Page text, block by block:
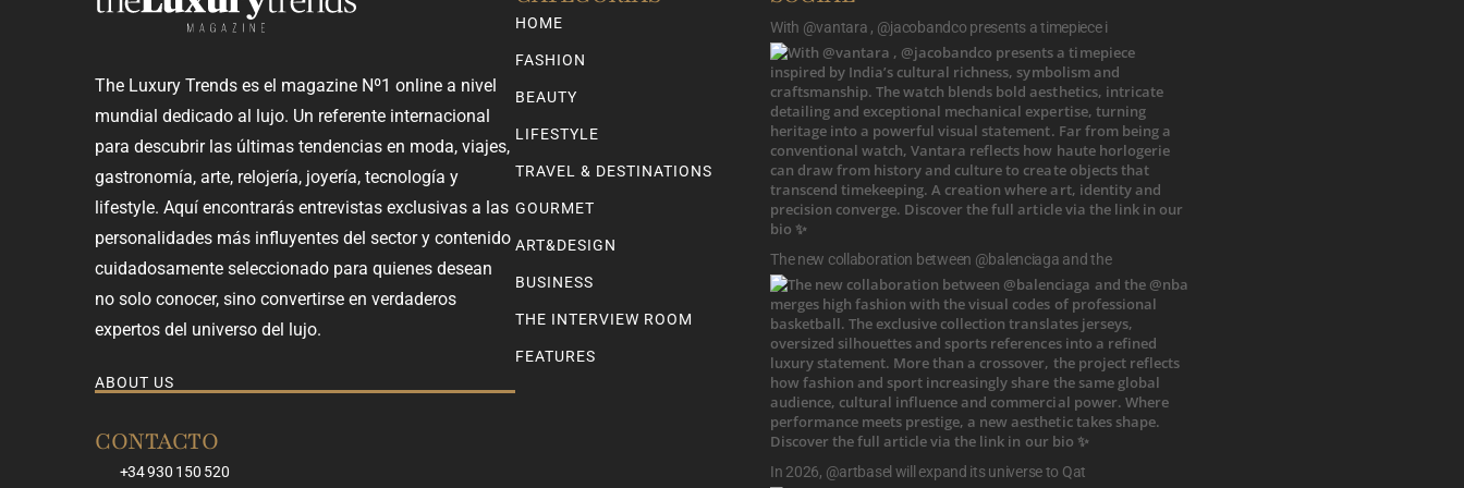
The Luxury Trends es el magazine Nº1 online a nivel
mundial dedicado al lujo. Un referente internacional
para descubrir las últimas tendencias en moda, viajes,
gastronomía, arte, relojería, joyería, tecnología y
lifestyle. Aquí encontrarás entrevistas exclusivas a las
personalidades más influyentes del sector y contenido
cuidadosamente seleccionado para quienes desean
no solo conocer, sino convertirse en verdaderos
expertos del universo del lujo.
ABOUT US
CONTACTO
+34 930 150 520
HOME
FASHION
BEAUTY
LIFESTYLE
TRAVEL & DESTINATIONS
GOURMET
ART&DESIGN
BUSINESS
THE INTERVIEW ROOM
FEATURES
With @vantara , @jacobandco presents a timepiece i
The new collaboration between @balenciaga and the
In 2026, @artbasel will expand its universe to Qat